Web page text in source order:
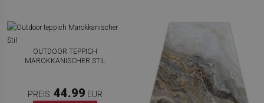
OUTDOOR TEPPICH
MAROKKANISCHER STIL
PREIS: 44.99 EUR